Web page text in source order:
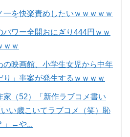
一を快楽責めしたいｗｗｗｗｗ
パワー全開おにぎり444円ｗｗ
ｗｗ
の映画館、小学生女児から中年
り」事案が発生するｗｗｗｗ
家（52）「新作ラブコメ書い
い歳こいてラブコメ（笑）恥
」←や...